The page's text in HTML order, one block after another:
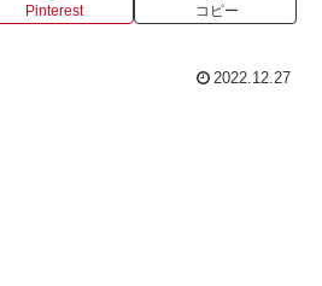
Pinterest コピー
2022.12.27